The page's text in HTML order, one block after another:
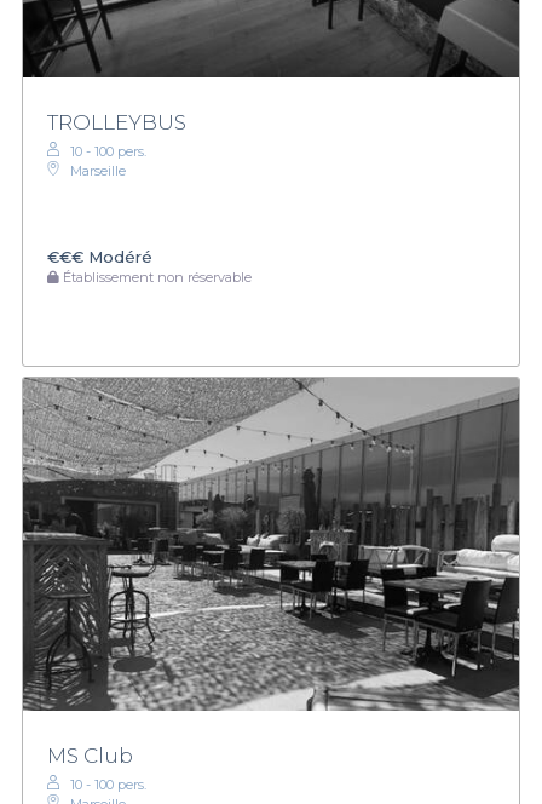
TROLLEYBUS
10 - 100 pers.
Marseille
€€€ Modéré
Établissement non réservable
MS Club
10 - 100 pers.